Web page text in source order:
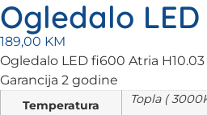
Ogledalo
189,00 KM
Ogledalo LED fi600 Atria H10.03
Garancija 2 godine
Temperatura Topla (